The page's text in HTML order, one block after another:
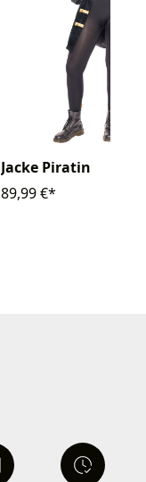
Jacke Piratin
89,99 €*